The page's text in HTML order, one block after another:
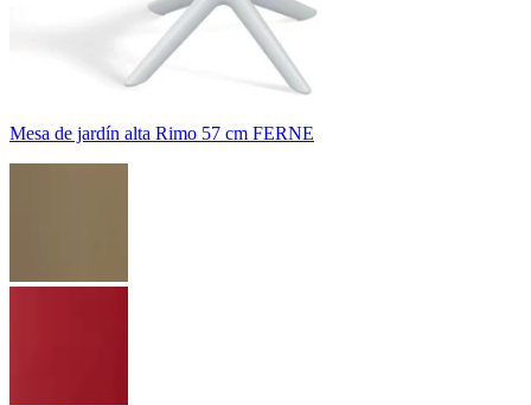
Mesa de jardín alta Rimo 57 cm FERNE